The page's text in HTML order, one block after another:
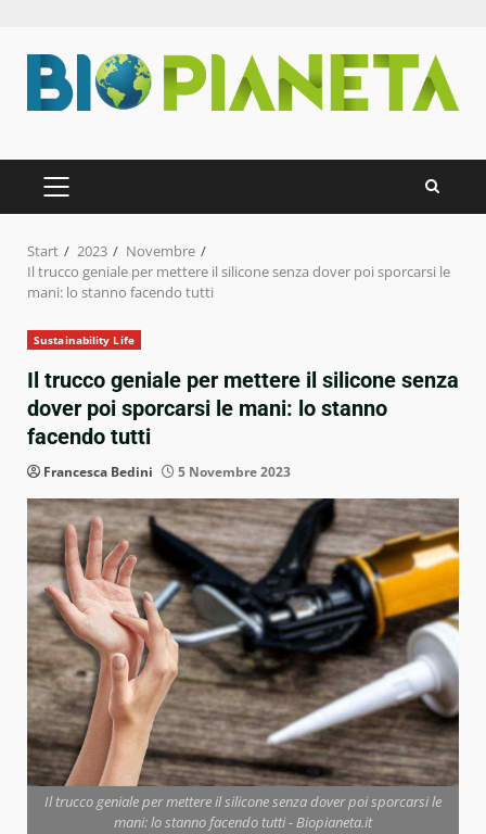
Inhalt
springen
PRIMÄRES
MENÜ
Start 2023
Novembre
Il trucco geniale per mettere il silicone senza dover poi sporcarsi le
mani: lo stanno facendo tutti
Sustainability Life
Il trucco geniale per mettere il silicone senza
dover poi sporcarsi le mani: lo stanno
facendo tutti
Francesca Bedini 5 Novembre 2023
Il trucco geniale per mettere il silicone senza dover poi sporcarsi le
mani: lo stanno facendo tutti - Biopianeta.it